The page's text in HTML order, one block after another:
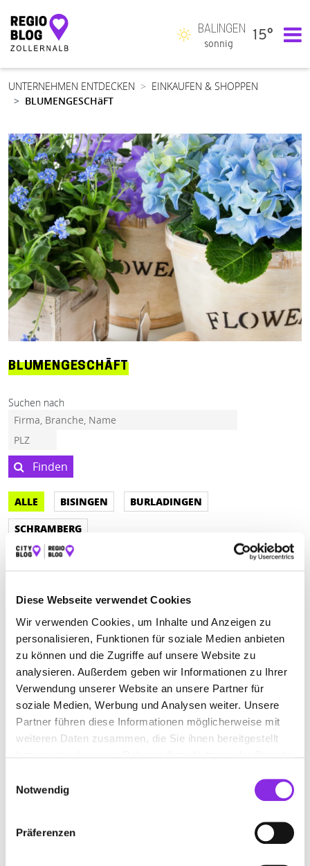
Diese Webseite verwendet Cookies
Wir verwenden Cookies, um Inhalte und Anzeigen zu
personalisieren, Funktionen für soziale Medien anbieten
zu können und die Zugriffe auf unsere Website zu
analysieren. Außerdem geben wir Informationen zu Ihrer
Verwendung unserer Website an unsere Partner für
soziale Medien, Werbung und Analysen weiter. Unsere
Partner führen diese Informationen möglicherweise mit
weiteren Daten zusammen, die Sie ihnen bereitgestellt
Notwendig
Präferenzen
Hauptnavigation
BALINGEN
sonnig
15°
UNTERNEHMEN ENTDECKEN
EINKAUFEN & SHOPPEN
BLUMENGESCHäFT
BLUMENGESCHÄFT
Suchen nach
Finden
ALLE BISINGEN
BURLADINGEN
SCHRAMBERG
FLORAL DESIGN PETRA BENZING
Hauptstraße 43| 78144 Schramberg DE
+4977291549
www.floraldesign-benzing.de